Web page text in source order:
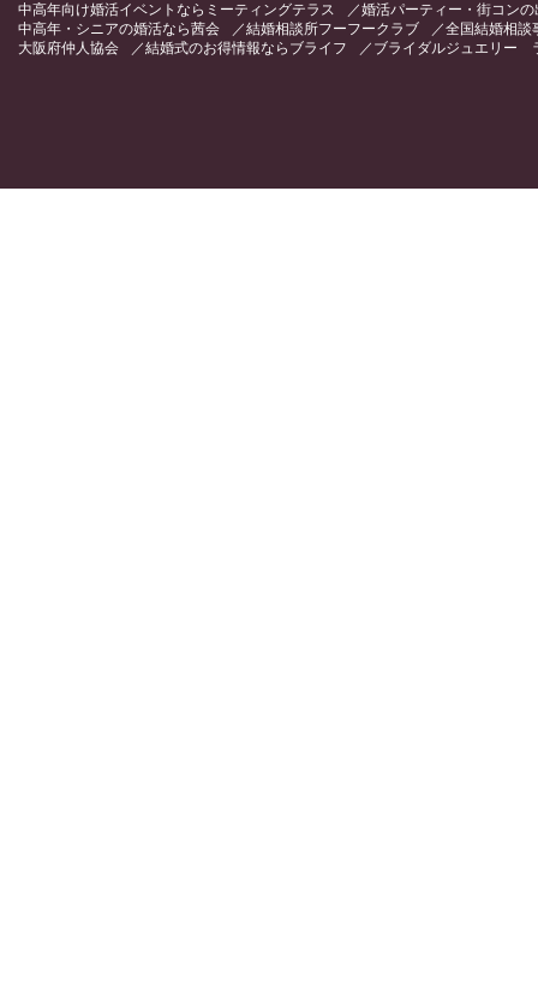
中高年向け婚活イベントならミーティングテラス
婚活パーティー・街コン
中高年・シニアの婚活なら茜会
結婚相談所フーフークラブ
全国結婚相談
大阪府仲人協会
結婚式のお得情報ならブライフ ブライダルジュエリー